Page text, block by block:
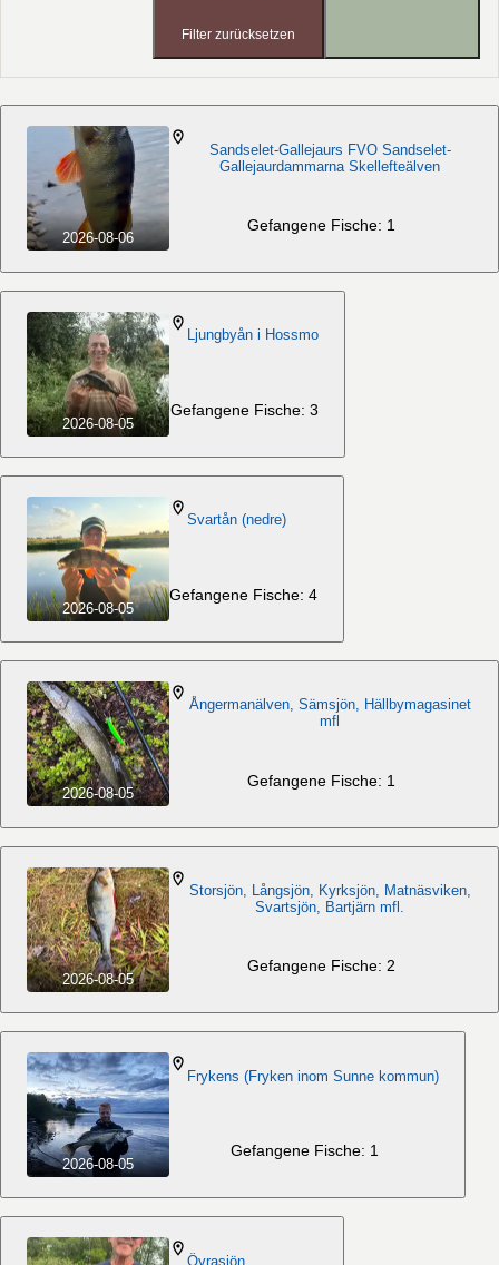
Filter zurücksetzen
2026-08-06
Sandselet-Gallejaurs FVO Sandselet-
Gallejaurdammarna Skellefteälven
Gefangene Fische: 1
2026-08-05
Ljungbyån i Hossmo
Gefangene Fische: 3
2026-08-05
Svartån (nedre)
Gefangene Fische: 4
2026-08-05
Ångermanälven, Sämsjön, Hällbymagasinet
mfl
Gefangene Fische: 1
2026-08-05
Storsjön, Långsjön, Kyrksjön, Matnäsviken,
Svartsjön, Bartjärn mfl.
Gefangene Fische: 2
2026-08-05
Frykens (Fryken inom Sunne kommun)
Gefangene Fische: 1
Övrasjön